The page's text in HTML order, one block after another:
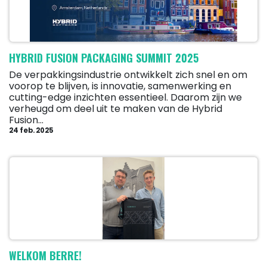
HYBRID FUSION PACKAGING SUMMIT 2025
De verpakkingsindustrie ontwikkelt zich snel en om
voorop te blijven, is innovatie, samenwerking en
cutting-edge inzichten essentieel. Daarom zijn we
verheugd om deel uit te maken van de Hybrid
Fusion...
24 feb. 2025
WELKOM BERRE!